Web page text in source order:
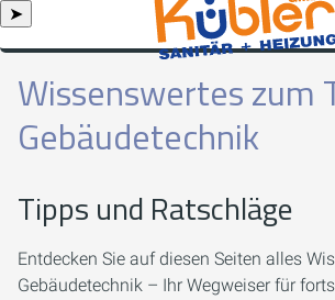
➤
Wissenswertes zum
Gebäudetechnik
Tipps und Ratschläge
Entdecken Sie auf diesen Seiten alles
Gebäudetechnik – Ihr Wegweiser für